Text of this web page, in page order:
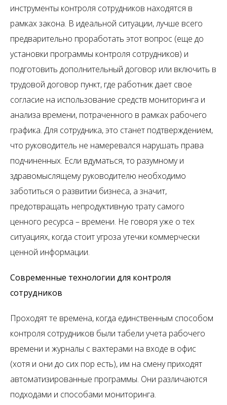
инструменты контроля сотрудников находятся в
рамках закона. В идеальной ситуации, лучше всего
предварительно проработать этот вопрос (еще до
установки программы контроля сотрудников) и
подготовить дополнительный договор или включить в
трудовой договор пункт, где работник дает свое
согласие на использование средств мониторинга и
анализа времени, потраченного в рамках рабочего
графика. Для сотрудника, это станет подтверждением,
что руководитель не намеревался нарушать права
подчиненных. Если вдуматься, то разумному и
здравомыслящему руководителю необходимо
заботиться о развитии бизнеса, а значит,
предотвращать непродуктивную трату самого
ценного ресурса – времени. Не говоря уже о тех
ситуациях, когда стоит угроза утечки коммерчески
ценной информации.
Современные технологии для контроля
сотрудников
Проходят те времена, когда единственным способом
контроля сотрудников были табели учета рабочего
времени и журналы с вахтерами на входе в офис
(хотя и они до сих пор есть), им на смену приходят
автоматизированные программы. Они различаются
подходами и способами мониторинга.